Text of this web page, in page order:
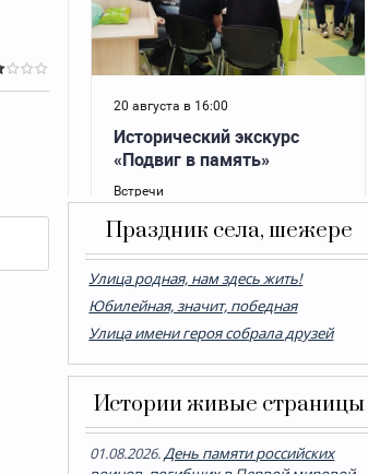
Праздник села, шежере
Улица родная, нам здесь жить!
Юбилейная, значит, победная
Улица имени героя собрала друзей
Истории живые страницы
01.08.2026.День памяти российских